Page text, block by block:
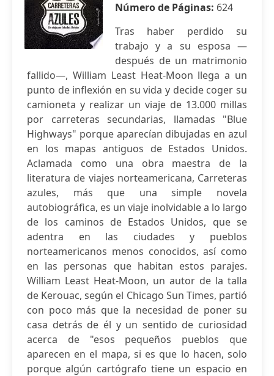
Número de Páginas: 624
Tras haber perdido su
trabajo y a su esposa —
después de un matrimonio
fallido—, William Least Heat-Moon llega a un
punto de inflexión en su vida y decide coger su
camioneta y realizar un viaje de 13.000 millas
por carreteras secundarias, llamadas "Blue
Highways" porque aparecían dibujadas en azul
en los mapas antiguos de Estados Unidos.
Aclamada como una obra maestra de la
literatura de viajes norteamericana, Carreteras
azules, más que una simple novela
autobiográfica, es un viaje inolvidable a lo largo
de los caminos de Estados Unidos, que se
adentra en las ciudades y pueblos
norteamericanos menos conocidos, así como
en las personas que habitan estos parajes.
William Least Heat-Moon, un autor de la talla
de Kerouac, según el Chicago Sun Times, partió
con poco más que la necesidad de poner su
casa detrás de él y un sentido de curiosidad
acerca de "esos pequeños pueblos que
aparecen en el mapa, si es que lo hacen, solo
porque algún cartógrafo tiene un espacio en